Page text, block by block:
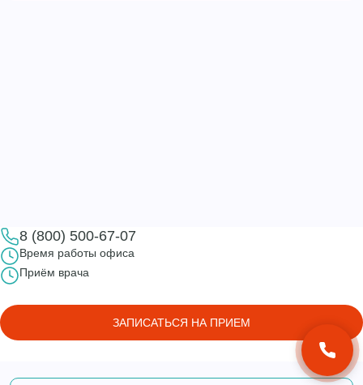
8 (800) 500-67-07
Время работы офиса
Приём врача
ЗАПИСАТЬСЯ НА ПРИЕМ